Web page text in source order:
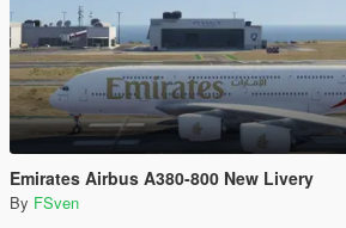
Emirates Airbus A380-800 New Livery
By FSven